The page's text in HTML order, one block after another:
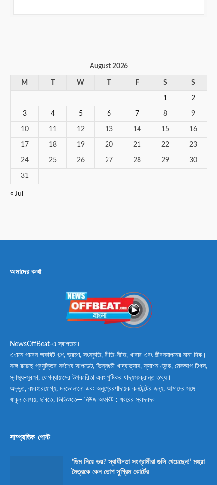
August 2026
M T W T F S S
1 2
3 4 5 6 7 8 9
10 11 12 13 14 15 16
17 18 19 20 21 22 23
24 25 26 27 28 29 30
31
« Jul
আমাদের কথা
NewsOffBeat-এ স্বাগতম।
এখানে পাবেন অফবিট গল্প, ভ্রমণ, সংস্কৃতি, রীতি-নীতি, খাবার এবং জীবনযাপনের নানা দিক।
সঙ্গে রয়েছে প্রযুক্তির সর্বশেষ আপডেট, ভিন্নধর্মী খাদ্যাভ্যাস, ফ্যাশন ট্রেন্ড, মেকআপ টিপস,
স্বাস্থ্য-সুরক্ষা, যোগব্যায়ামের উপকারিতা এবং পুষ্টিকর খাদ্যসংক্রান্ত তথ্য।
অদ্ভুত, ব্যবহারযোগ্য, মনভোলানো এবং অনুপ্রেরণাদায়ক কনটেন্টের জন্য, আমাদের সঙ্গে
থাকুন লেখায়, ছবিতে, ভিডিওতে— নিউজ অফবিট : খবরের স্বাদবদল
সাম্প্রতিক পোস্ট
‘ডিম নিয়ে ভয়? স্বাধীনতা সংগ্রামীরা গুলি খেয়েছেন!’ মহুয়া
মৈত্রকে কেন তোপ সুপ্রিম কোর্টের